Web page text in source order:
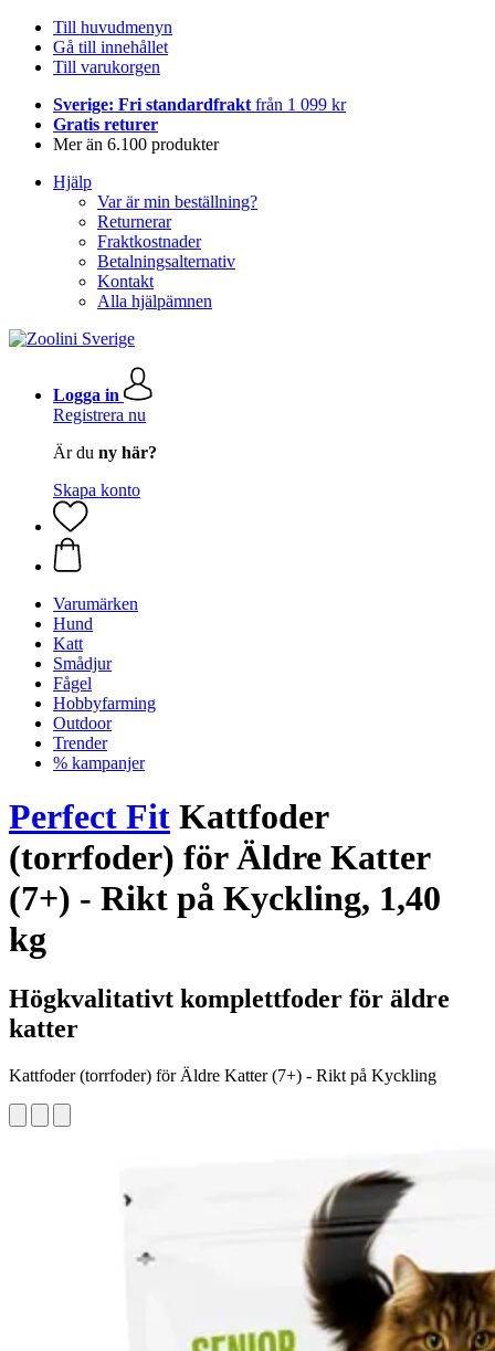
Till huvudmenyn
Gå till innehållet
Till varukorgen
Sverige: Fri standardfrakt från 1 099 kr
Gratis returer
Mer än 6.100 produkter
Hjälp
Var är min beställning?
Returnerar
Fraktkostnader
Betalningsalternativ
Kontakt
Alla hjälpämnen
Logga in
Registrera nu
Är du ny här?
Skapa konto
Varumärken
Hund
Katt
Smådjur
Fågel
Hobbyfarming
Outdoor
Trender
% kampanjer
Perfect Fit Kattfoder
(torrfoder) för Äldre Katter
(7+) - Rikt på Kyckling, 1,40
kg
Högkvalitativt komplettfoder för äldre
katter
Kattfoder (torrfoder) för Äldre Katter (7+) - Rikt på Kyckling